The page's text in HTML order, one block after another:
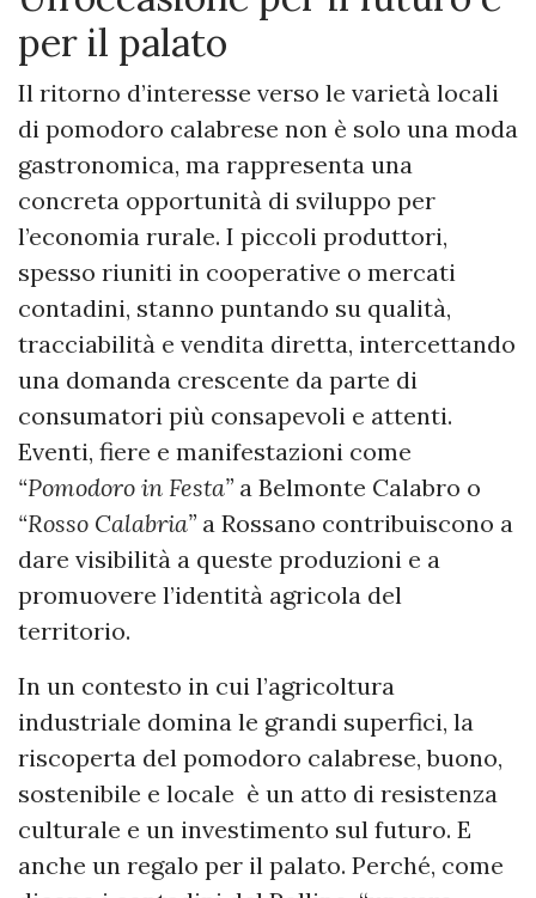
per il palato
Il ritorno d’interesse verso le varietà locali
di pomodoro calabrese non è solo una moda
gastronomica, ma rappresenta una
concreta opportunità di sviluppo per
l’economia rurale. I piccoli produttori,
spesso riuniti in cooperative o mercati
contadini, stanno puntando su qualità,
tracciabilità e vendita diretta, intercettando
una domanda crescente da parte di
consumatori più consapevoli e attenti.
Eventi, fiere e manifestazioni come
“Pomodoro in Festa” a Belmonte Calabro o
“Rosso Calabria” a Rossano contribuiscono a
dare visibilità a queste produzioni e a
promuovere l’identità agricola del
territorio.
In un contesto in cui l’agricoltura
industriale domina le grandi superfici, la
riscoperta del pomodoro calabrese, buono,
sostenibile e locale è un atto di resistenza
culturale e un investimento sul futuro. E
anche un regalo per il palato. Perché, come